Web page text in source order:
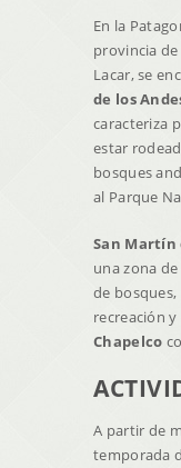
En la
provincia
Lacar, se
de los
caracteriza
estar
bosques
al Parque
San Martín
una zona
de bosques,
recreación
Chapelco
A partir de
temporada